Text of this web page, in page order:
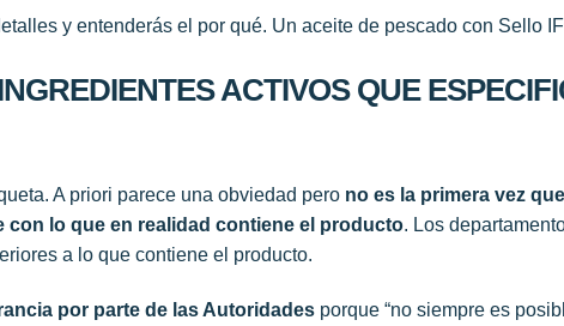
y entenderás el por qué. Un aceite de pescado con Sello
ACTIVOS QUE
A priori parece una obviedad pero no es la primera vez
lo que en realidad contiene el producto. Los
a lo que contiene el producto.
por parte de las Autoridadesporque “no siempre es